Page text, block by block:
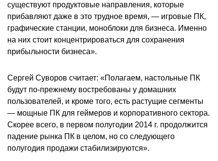
существуют продуктовые направления, которые
прибавляют даже в это трудное время, — игровые ПК,
графические станции, моноблоки для бизнеса. Именно
на них стоит концентрироваться для сохранения
прибыльности бизнеса».
Сергей Суворов считает: «Полагаем, настольные ПК
будут по-прежнему востребованы у домашних
пользователей, и кроме того, есть растущие сегменты
— мощные ПК для геймеров и корпоративного сектора.
Скорее всего, в первом полугодии 2014 г. продолжится
падение рынка ПК в целом, но со следующего
полугодия продажи стабилизируются».